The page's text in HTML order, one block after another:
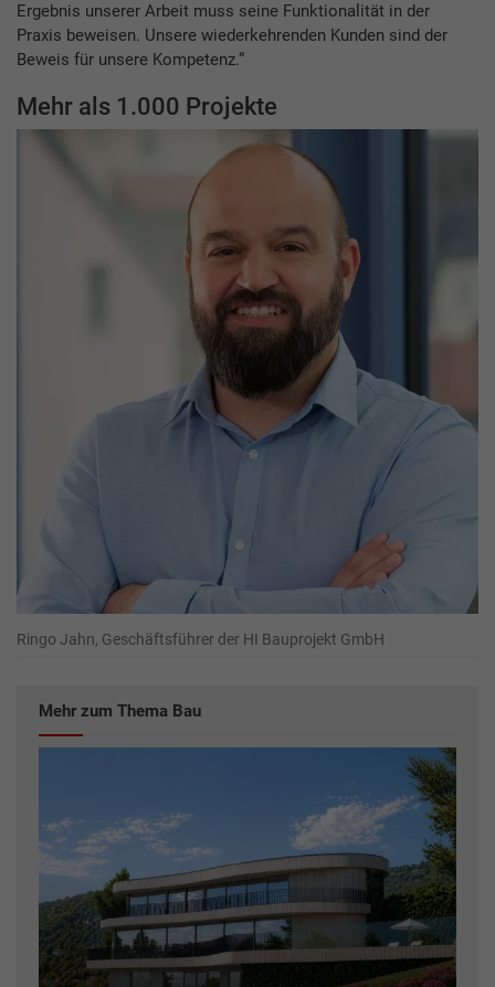
Ergebnis unserer Arbeit muss seine Funktionalität in der
Praxis beweisen. Unsere wiederkehrenden Kunden sind der
Beweis für unsere Kompetenz.“
Mehr als 1.000 Projekte
Ringo Jahn, Geschäftsführer der HI Bauprojekt GmbH
Mehr zum Thema Bau